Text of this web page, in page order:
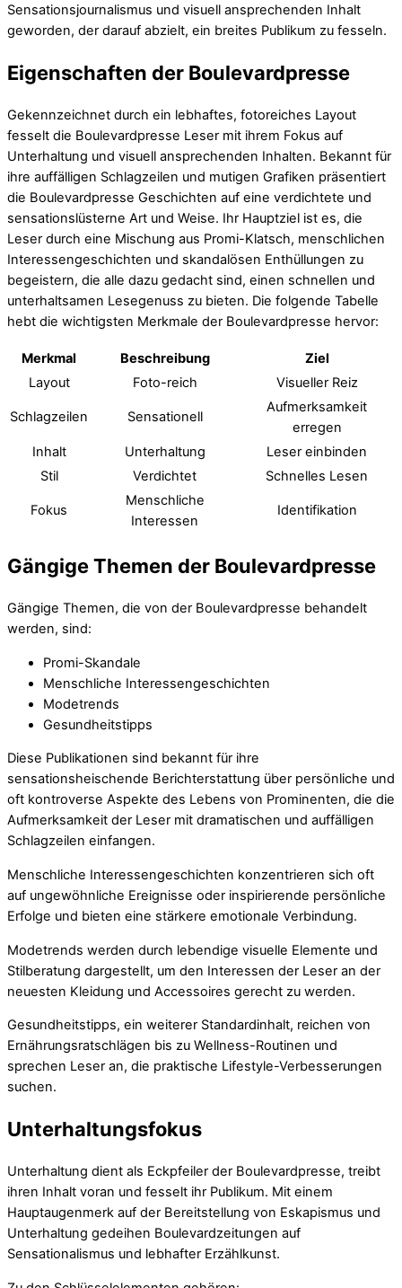
Sensationsjournalismus und visuell ansprechenden Inhalt
geworden, der darauf abzielt, ein breites Publikum zu fesseln.
Eigenschaften der Boulevardpresse
Gekennzeichnet durch ein lebhaftes, fotoreiches Layout
fesselt die Boulevardpresse Leser mit ihrem Fokus auf
Unterhaltung und visuell ansprechenden Inhalten. Bekannt für
ihre auffälligen Schlagzeilen und mutigen Grafiken präsentiert
die Boulevardpresse Geschichten auf eine verdichtete und
sensationslüsterne Art und Weise. Ihr Hauptziel ist es, die
Leser durch eine Mischung aus Promi-Klatsch, menschlichen
Interessengeschichten und skandalösen Enthüllungen zu
begeistern, die alle dazu gedacht sind, einen schnellen und
unterhaltsamen Lesegenuss zu bieten. Die folgende Tabelle
hebt die wichtigsten Merkmale der Boulevardpresse hervor:
Merkmal Beschreibung
Ziel
Layout
Foto-reich Visueller Reiz
Schlagzeilen Sensationell
Aufmerksamkeit
erregen
Inhalt
Unterhaltung
Leser einbinden
Stil
Verdichtet Schnelles Lesen
Fokus
Menschliche
Interessen
Identifikation
Gängige Themen der Boulevardpresse
Gängige Themen, die von der Boulevardpresse behandelt
werden, sind:
Promi-Skandale
Menschliche Interessengeschichten
Modetrends
Gesundheitstipps
Diese Publikationen sind bekannt für ihre
sensationsheischende Berichterstattung über persönliche und
oft kontroverse Aspekte des Lebens von Prominenten, die die
Aufmerksamkeit der Leser mit dramatischen und auffälligen
Schlagzeilen einfangen.
Menschliche Interessengeschichten konzentrieren sich oft
auf ungewöhnliche Ereignisse oder inspirierende persönliche
Erfolge und bieten eine stärkere emotionale Verbindung.
Modetrends werden durch lebendige visuelle Elemente und
Stilberatung dargestellt, um den Interessen der Leser an der
neuesten Kleidung und Accessoires gerecht zu werden.
Gesundheitstipps, ein weiterer Standardinhalt, reichen von
Ernährungsratschlägen bis zu Wellness-Routinen und
sprechen Leser an, die praktische Lifestyle-Verbesserungen
suchen.
Unterhaltungsfokus
Unterhaltung dient als Eckpfeiler der Boulevardpresse, treibt
ihren Inhalt voran und fesselt ihr Publikum. Mit einem
Hauptaugenmerk auf der Bereitstellung von Eskapismus und
Unterhaltung gedeihen Boulevardzeitungen auf
Sensationalismus und lebhafter Erzählkunst.